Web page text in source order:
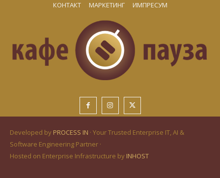
КОНТАКТ МАРКЕТИНГ ИМПРЕСУМ
Developed by PROCESS IN · Your Trusted Enterprise IT, AI &
Software Engineering Partner ·
Hosted on Enterprise Infrastructure by INHOST